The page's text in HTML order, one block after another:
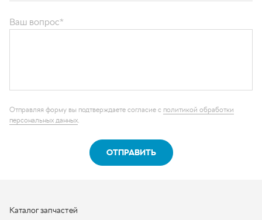
персональных данных
Каталог запчастей
Контактная информация